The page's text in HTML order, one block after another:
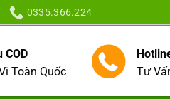
0335.366.224
COD
Toàn Quốc
Tư